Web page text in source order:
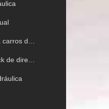
de corrida
direção